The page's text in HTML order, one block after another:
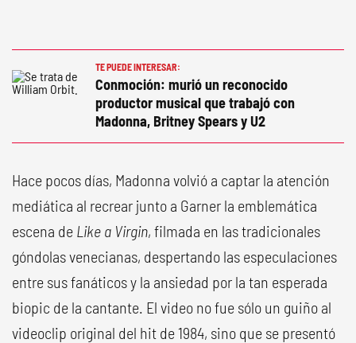
TE PUEDE INTERESAR:
Conmoción: murió un reconocido
productor musical que trabajó con
Madonna, Britney Spears y U2
Hace pocos días, Madonna volvió a captar la atención
mediática al recrear junto a Garner la emblemática
escena de Like a Virgin, filmada en las tradicionales
góndolas venecianas, despertando las especulaciones
entre sus fanáticos y la ansiedad por la tan esperada
biopic de la cantante. El video no fue sólo un guiño al
videoclip original del hit de 1984, sino que se presentó